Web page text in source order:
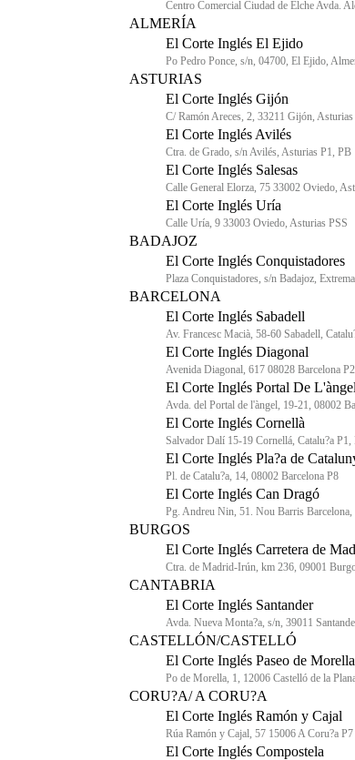
Centro Comercial Ciudad de Elche Avda.
ALMERÍA
El Corte Inglés El Ejido
Po Pedro Ponce, s/n, 04700, El Ejido,
ASTURIAS
El Corte Inglés Gijón
C/ Ramón Areces, 2, 33211 Gijón,
El Corte Inglés Avilés
Ctra. de Grado, s/n Avilés, Asturias P1, PB
El Corte Inglés Salesas
Calle General Elorza, 75 33002 Oviedo,
El Corte Inglés Uría
Calle Uría, 9 33003 Oviedo, Asturias PSS
BADAJOZ
El Corte Inglés Conquistadores
Plaza Conquistadores, s/n Badajoz,
BARCELONA
El Corte Inglés Sabadell
Av. Francesc Macià, 58-60 Sabadell,
El Corte Inglés Diagonal
Avenida Diagonal, 617 08028 Barcelona P2
El Corte Inglés Portal De L'àngel
Avda. del Portal de l'àngel, 19-21, 08002
El Corte Inglés Cornellà
Salvador Dalí 15-19 Cornellá, Catalu?a P1,
El Corte Inglés Pla?a de
Pl. de Catalu?a, 14, 08002 Barcelona P8
El Corte Inglés Can Dragó
Pg. Andreu Nin, 51. Nou Barris Barcelona,
BURGOS
El Corte Inglés Carretera de
Ctra. de Madrid-Irún, km 236, 09001
CANTABRIA
El Corte Inglés Santander
Avda. Nueva Monta?a, s/n, 39011
CASTELLÓN/CASTELLÓ
El Corte Inglés Paseo de Morella
Po de Morella, 1, 12006 Castelló de la
CORU?A/ A CORU?A
El Corte Inglés Ramón y Cajal
Rúa Ramón y Cajal, 57 15006 A Coru?a P7
El Corte Inglés Compostela